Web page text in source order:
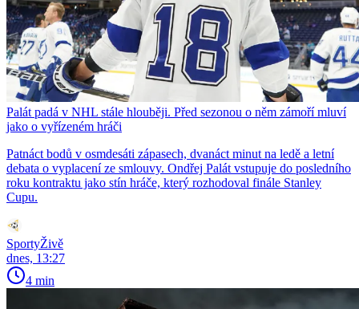
Palát padá v NHL stále hlouběji. Před sezonou o něm zámoří mluví
jako o vyřízeném hráči
Patnáct bodů v osmdesáti zápasech, dvanáct minut na ledě a letní
debata o vyplacení ze smlouvy. Ondřej Palát vstupuje do posledního
roku kontraktu jako stín hráče, který rozhodoval finále Stanley
Cupu.
SportyŽivě
dnes, 13:27
4 min